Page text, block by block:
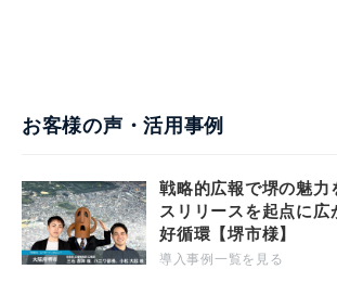
お客様の声・活用事例
戦略的広報で堺の魅力
スリリースを起点に広
好循環【堺市様】
導入事例一覧を見る